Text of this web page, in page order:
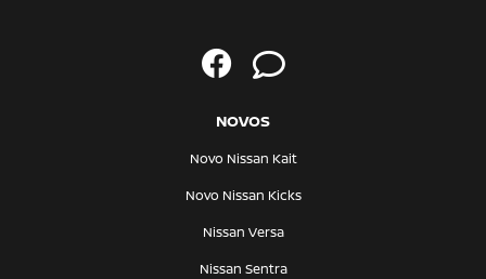
NOVOS
Novo Nissan Kait
Novo Nissan Kicks
Nissan Versa
Nissan Sentra